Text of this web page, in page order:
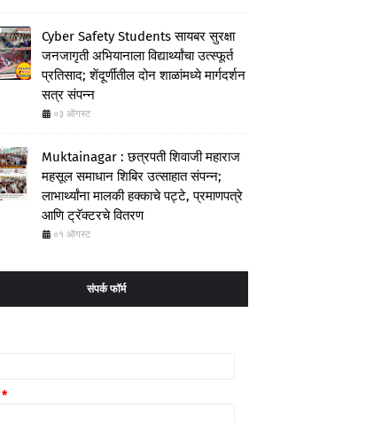
Cyber Safety Students सायबर सुरक्षा
जनजागृती अभियानाला विद्यार्थ्यांचा उत्स्फूर्त
प्रतिसाद; शेंदूर्णीतील दोन शाळांमध्ये मार्गदर्शन
सत्र संपन्न
०३ ऑगस्ट
Muktainagar : छत्रपती शिवाजी महाराज
महसूल समाधान शिबिर उत्साहात संपन्न;
लाभार्थ्यांना मालकी हक्काचे पट्टे, प्रमाणपत्रे
आणि ट्रॅक्टरचे वितरण
०१ ऑगस्ट
संपर्क फॉर्म
*